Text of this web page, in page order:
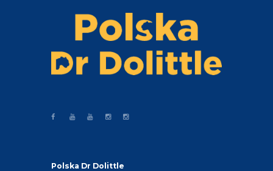
Polska Dr Dolittle